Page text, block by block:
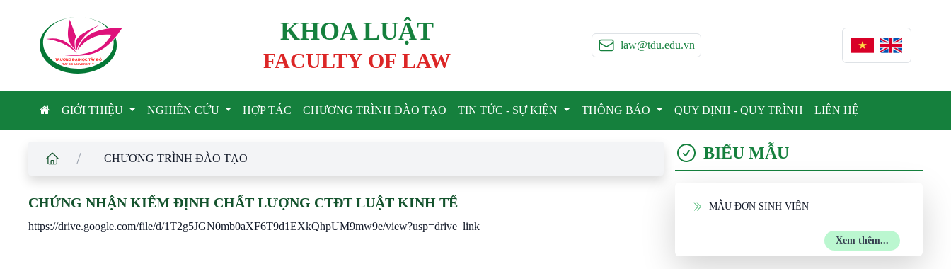
TRƯỜNG ĐẠI HỌC TÂY ĐÔ
TAY DO UNIVERSIT Y
KHOA LUẬT
FACULTY OF LAW
law@tdu.edu.vn
GIỚI THIỆU NGHIÊN CỨU HỢP TÁC CHƯƠNG TRÌNH ĐÀO TẠO TIN TỨC - SỰ KIỆN THÔNG BÁO QUY ĐỊNH - QUY TRÌNH LIÊN HỆ
/ CHƯƠNG TRÌNH ĐÀO TẠO
CHỨNG NHẬN KIỂM ĐỊNH CHẤT LƯỢNG CTĐT LUẬT KINH TẾ
https://drive.google.com/file/d/1T2g5JGN0mb0aXF6T9d1EXkQhpUM9mw9e/view?usp=drive_link
BIỂU MẪU
MẪU ĐƠN SINH VIÊN
Xem thêm...